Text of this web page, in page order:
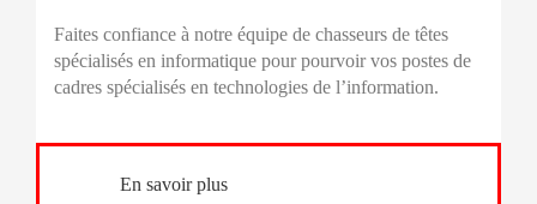
Faites confiance à notre équipe de chasseurs de têtes
spécialisés en informatique pour pourvoir vos postes de
cadres spécialisés en technologies de l’information.
En savoir plus